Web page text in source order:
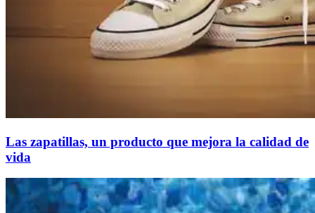
Las zapatillas, un producto que mejora la calidad de
vida